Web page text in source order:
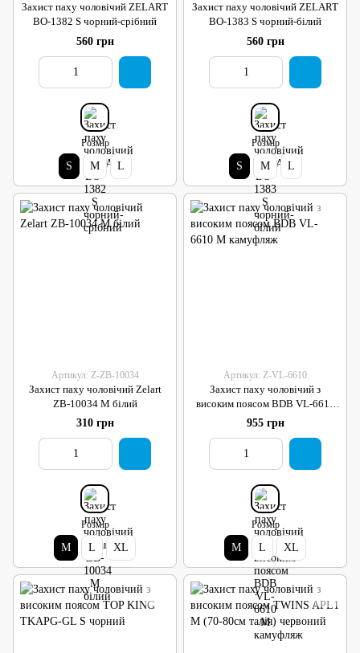
Захист паху чоловічий ZELART
BO-1382 S чорний-срібний
560 грн
Розмір
S M L
Захист паху чоловічий ZELART
BO-1383 S чорний-білий
560 грн
Розмір
S M L
Артикул: Z-ZB-10034
Захист паху чоловічий Zelart
ZB-10034 M білий
310 грн
Розмір
M L XL
Артикул: Z-VL-6610
Захист паху чоловічий з
високим поясом BDB VL-6610
M камуфляж
955 грн
Розмір
M L XL